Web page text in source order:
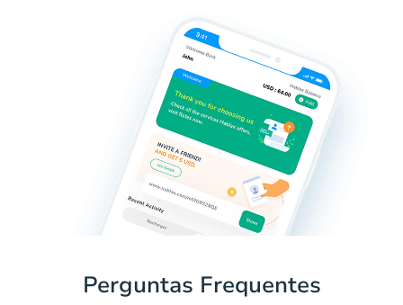
Perguntas Frequentes